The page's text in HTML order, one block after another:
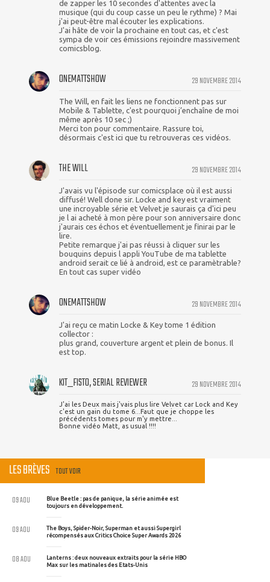
de zapper les 10 secondes d'attentes avec la
musique (qui du coup casse un peu le rythme) ? Mai
j'ai peut-être mal écouter les explications.
J'ai hâte de voir la prochaine en tout cas, et c'est
sympa de voir ces émissions rejoindre massivement
comicsblog.
29 NOVEMBRE 2014
ONEMATTSHOW
The Will, en fait les liens ne fonctionnent pas sur
Mobile & Tablette, c'est pourquoi j’enchaîne de moi
même après 10 sec ;)
Merci ton pour commentaire. Rassure toi,
désormais c'est ici que tu retrouveras ces vidéos.
29 NOVEMBRE 2014
THE WILL
J'avais vu l'épisode sur comicsplace où il est aussi
diffusé! Well done sir. Locke and key est vraiment
une incroyable série et Velvet je saurais ça d'ici peu
je l ai acheté à mon père pour son anniversaire donc
j'aurais ces échos et éventuellement je finirai par le
lire.
Petite remarque j'ai pas réussi à cliquer sur les
bouquins depuis l appli YouTube de ma tablette
android serait ce lié à android, est ce paramètrable?
En tout cas super vidéo
29 NOVEMBRE 2014
ONEMATTSHOW
J'ai reçu ce matin Locke & Key tome 1 édition
collector :
plus grand, couverture argent et plein de bonus. Il
est top.
29 NOVEMBRE 2014
KIT_FISTO, SERIAL REVIEWER
J'ai les Deux mais j'vais plus lire Velvet car Lock and Key
c'est un gain du tome 6...Faut que je choppe les
précédents tomes pour m'y mettre...
Bonne vidéo Matt, as usual !!!!
LES BRÈVES TOUT VOIR
Blue Beetle : pas de panique, la série animée est
toujours en développement.
09 AOU
The Boys, Spider-Noir, Superman et aussi Supergirl
récompensés aux Critics Choice Super Awards 2026
09 AOU
Lanterns : deux nouveaux extraits pour la série HBO
Max sur les matinales des Etats-Unis
08 AOU